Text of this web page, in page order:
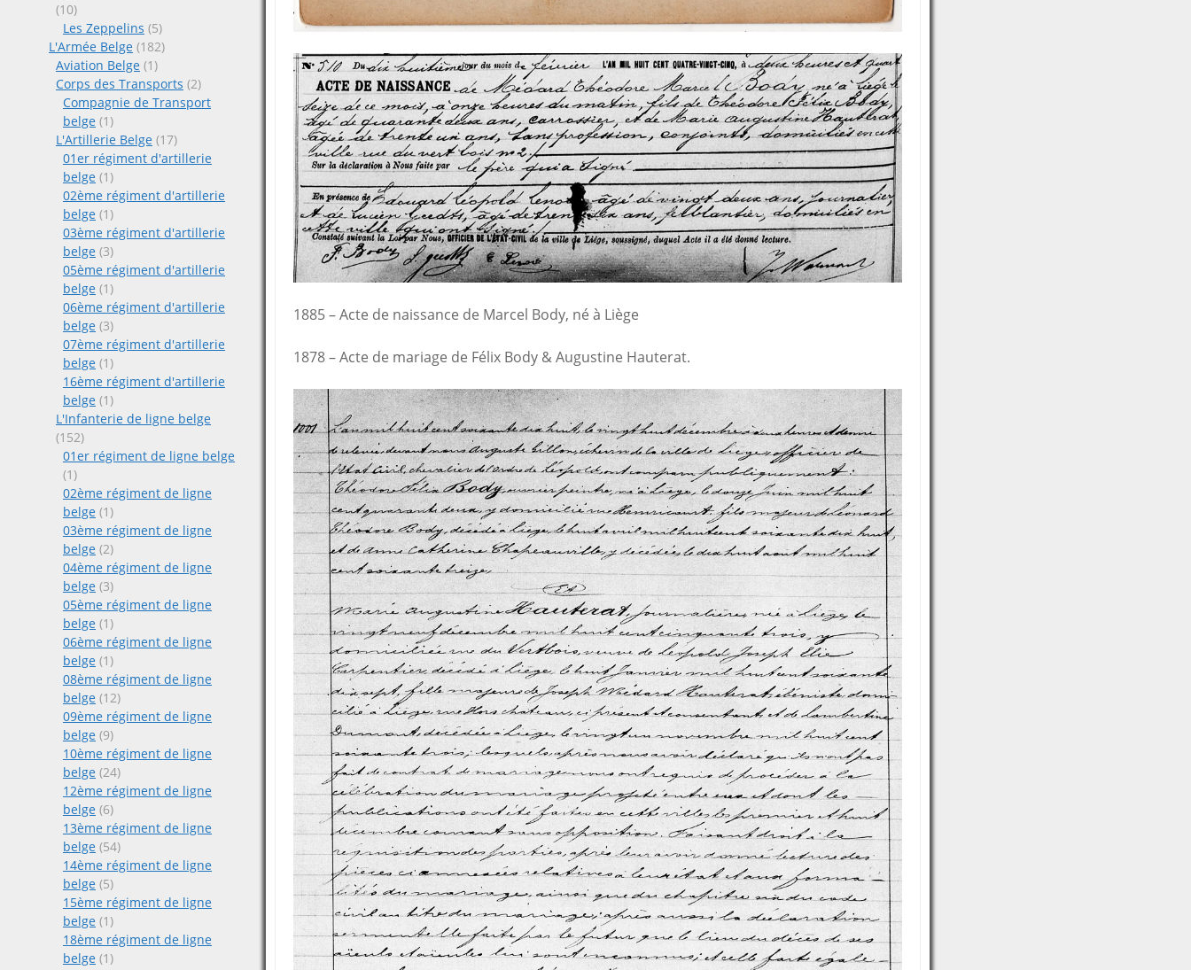
(10)
Les Zeppelins (5)
L'Armée Belge (182)
Aviation Belge (1)
Corps des Transports (2)
Compagnie de Transport
belge (1)
L'Artillerie Belge (17)
01er régiment d'artillerie
belge (1)
02ème régiment d'artillerie
belge (1)
03ème régiment d'artillerie
belge (3)
05ème régiment d'artillerie
belge (1)
06ème régiment d'artillerie
belge (3)
07ème régiment d'artillerie
belge (1)
16ème régiment d'artillerie
belge (1)
L'Infanterie de ligne belge
(152)
01er régiment de ligne belge
(1)
02ème régiment de ligne
belge (1)
03ème régiment de ligne
belge (2)
04ème régiment de ligne
belge (3)
05ème régiment de ligne
belge (1)
06ème régiment de ligne
belge (1)
08ème régiment de ligne
belge (12)
09ème régiment de ligne
belge (9)
10ème régiment de ligne
belge (24)
12ème régiment de ligne
belge (6)
13ème régiment de ligne
belge (54)
14ème régiment de ligne
belge (5)
15ème régiment de ligne
belge (1)
18ème régiment de ligne
belge (1)
1885 – Acte de naissance de Marcel Body, né à Liège
1878 – Acte de mariage de Félix Body & Augustine Hauterat.